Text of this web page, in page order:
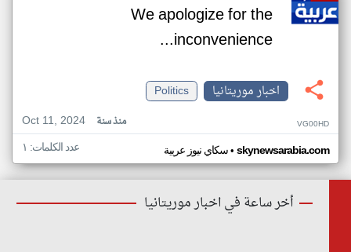
We apologize for the
inconvenience...
اخبار موريتانيا
Politics
Oct 11, 2024
منذ سنة VG00HD
سكاي نيوز عربية• skynewsarabia.com عدد الكلمات: ١
أخر ساعة في اخبار موريتانيا